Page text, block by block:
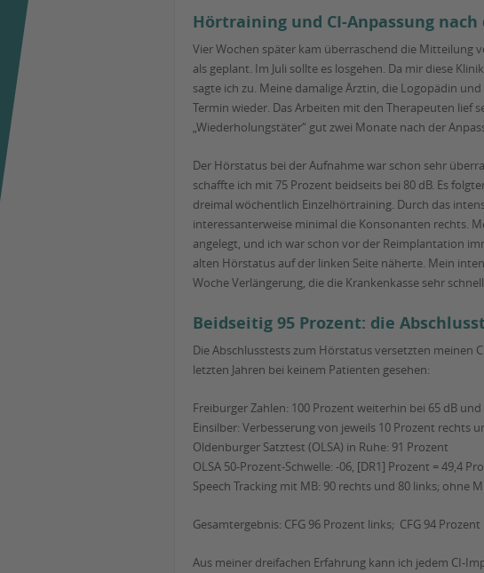
Hörtraining und CI-Anpassung
Vier Wochen später kam überraschend die Mitteilung
als geplant. Im Juli sollte es losgehen. Da mir diese
sagte ich zu. Meine damalige Ärztin, die Logopädin
Termin wieder. Das Arbeiten mit den Therapeuten lief
„Wiederholungstäter“ gut zwei Monate nach der
Der Hörstatus bei der Aufnahme war schon sehr
schaffte ich mit 75 Prozent beidseits bei 80 dB. Es
dreimal wöchentlich Einzelhörtraining. Durch das
interessanterweise minimal die Konsonanten rechts.
angelegt, und ich war schon vor der Reimplantation
alten Hörstatus auf der linken Seite näherte. Mein
Woche Verlängerung, die die Krankenkasse sehr
Beidseitig 95 Prozent: die
Die Abschlusstests zum Hörstatus versetzten meinen
letzten Jahren bei keinem Patienten gesehen:
Freiburger Zahlen: 100 Prozent weiterhin bei 65 dB
Einsilber: Verbesserung von jeweils 10 Prozent rechts
Oldenburger Satztest (OLSA) in Ruhe: 91 Prozent
OLSA 50-Prozent-Schwelle: -06, [DR1] Prozent = 49,4
Speech Tracking mit MB: 90 rechts und 80 links; ohne
Gesamtergebnis: CFG 96 Prozent links; CFG 94
Aus meiner dreifachen Erfahrung kann ich jedem CI-